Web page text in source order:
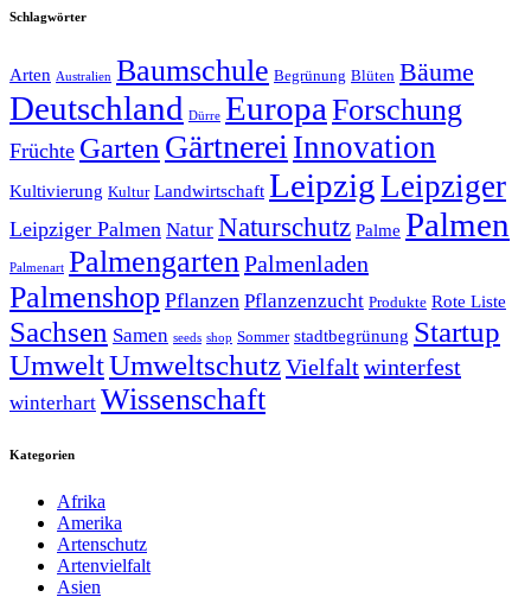
Schlagwörter
Arten Australien Baumschule Begrünung Blüten Bäume
Deutschland Dürre Europa Forschung
Früchte Garten Gärtnerei Innovation
Kultivierung Kultur Landwirtschaft LeipzigLeipziger
Leipziger Palmen Natur Naturschutz Palme Palmen
Palmenart PalmengartenPalmenladen
Palmenshop Pflanzen Pflanzenzucht Produkte Rote Liste
Sachsen Samen seeds shop Sommer stadtbegrünung Startup
UmweltUmweltschutzVielfaltwinterfest
winterhart Wissenschaft
Kategorien
Afrika
Amerika
Artenschutz
Artenvielfalt
Asien